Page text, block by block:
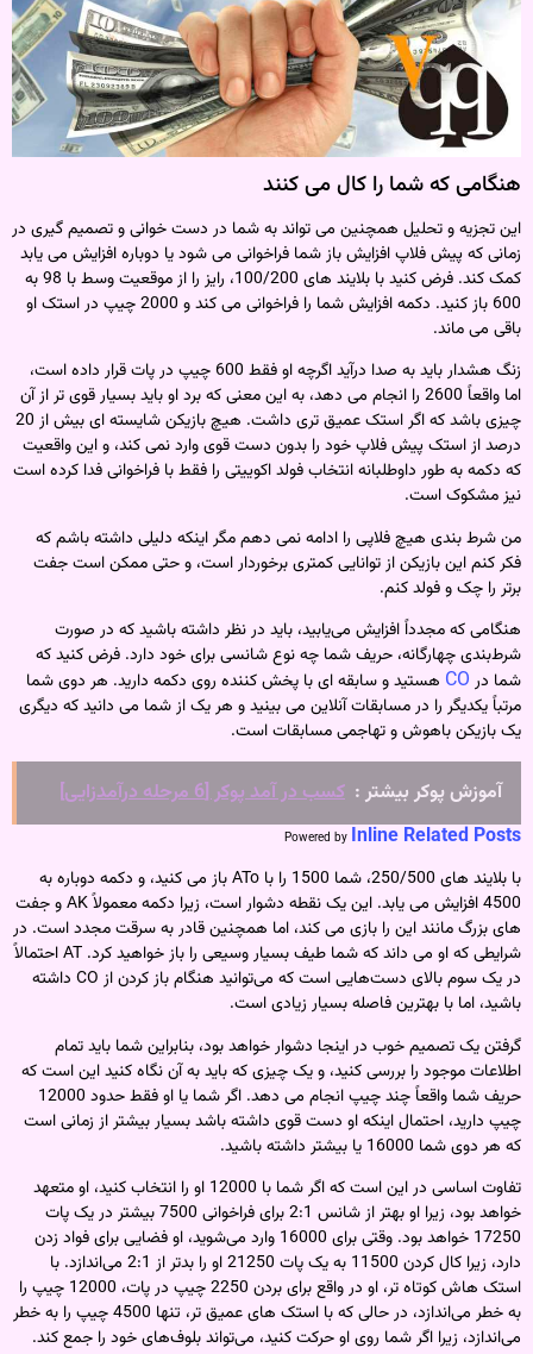
هنگامی که شما را کال می کنند
این تجزیه و تحلیل همچنین می تواند به شما در دست خوانی و تصمیم گیری در
زمانی که پیش فلاپ افزایش باز شما فراخوانی می شود یا دوباره افزایش می یابد
کمک کند. فرض کنید با بلایند های 100/200، رایز را از موقعیت وسط با 98 به
600 باز کنید. دکمه افزایش شما را فراخوانی می کند و 2000 چیپ در استک او
باقی می ماند.
زنگ هشدار باید به صدا درآید اگرچه او فقط 600 چیپ در پات قرار داده است،
اما واقعاً 2600 را انجام می دهد، به این معنی که برد او باید بسیار قوی تر از آن
چیزی باشد که اگر استک عمیق تری داشت. هیچ بازیکن شایسته ای بیش از 20
درصد از استک پیش فلاپ خود را بدون دست قوی وارد نمی کند، و این واقعیت
که دکمه به طور داوطلبانه انتخاب فولد اکوییتی را فقط با فراخوانی فدا کرده است
نیز مشکوک است.
من شرط بندی هیچ فلاپی را ادامه نمی دهم مگر اینکه دلیلی داشته باشم که
فکر کنم این بازیکن از توانایی کمتری برخوردار است، و حتی ممکن است جفت
برتر را چک و فولد کنم.
هنگامی که مجدداً افزایش می‌یابید، باید در نظر داشته باشید که در صورت
شرط‌بندی چهارگانه، حریف شما چه نوع شانسی برای خود دارد. فرض کنید که
شما در CO هستید و سابقه ای با پخش کننده روی دکمه دارید. هر دوی شما
مرتباً یکدیگر را در مسابقات آنلاین می بینید و هر یک از شما می دانید که دیگری
یک بازیکن باهوش و تهاجمی مسابقات است.
آموزش پوکر بیشتر : کسب در آمد پوکر [6 مرحله درآمدزایی]
Powered by Inline Related Posts
با بلایند های 250/500، شما 1500 را با ATo باز می کنید، و دکمه دوباره به
4500 افزایش می یابد. این یک نقطه دشوار است، زیرا دکمه معمولاً AK و جفت
های بزرگ مانند این را بازی می کند، اما همچنین قادر به سرقت مجدد است. در
شرایطی که او می داند که شما طیف بسیار وسیعی را باز خواهید کرد. AT احتمالاً
در یک سوم بالای دست‌هایی است که می‌توانید هنگام باز کردن از CO داشته
باشید، اما با بهترین فاصله بسیار زیادی است.
گرفتن یک تصمیم خوب در اینجا دشوار خواهد بود، بنابراین شما باید تمام
اطلاعات موجود را بررسی کنید، و یک چیزی که باید به آن نگاه کنید این است که
حریف شما واقعاً چند چیپ انجام می دهد. اگر شما یا او فقط حدود 12000
چیپ دارید، احتمال اینکه او دست قوی داشته باشد بسیار بیشتر از زمانی است
که هر دوی شما 16000 یا بیشتر داشته باشید.
تفاوت اساسی در این است که اگر شما با 12000 او را انتخاب کنید، او متعهد
خواهد بود، زیرا او بهتر از شانس 2:1 برای فراخوانی 7500 بیشتر در یک پات
17250 خواهد بود. وقتی برای 16000 وارد می‌شوید، او فضایی برای فواد زدن
دارد، زیرا کال کردن 11500 به یک پات 21250 او را بدتر از 2:1 می‌اندازد. با
استک هاش کوتاه‌ تر، او در واقع برای بردن 2250 چیپ در پات، 12000 چیپ را
به خطر می‌اندازد، در حالی که با استک های عمیق‌ تر، تنها 4500 چیپ را به خطر
می‌اندازد، زیرا اگر شما روی او حرکت کنید، می‌تواند بلوف‌های خود را جمع کند.